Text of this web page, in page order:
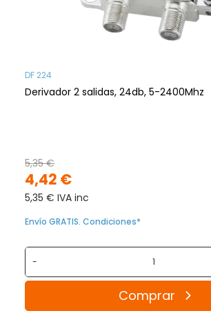
DF 224
Derivador 2 salidas, 24db, 5-2400Mhz
4,42 €
5,35 €
5,35 € IVA inc
Envío GRATIS. Condiciones*
-
Comprar